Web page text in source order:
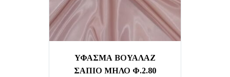
ΥΦΑΣΜΑ ΒΟΥΑΛΑΖ
ΣΑΠΙΟ ΜΗΛΟ Φ.2.80